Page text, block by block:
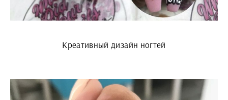
Креативный дизайн ногтей